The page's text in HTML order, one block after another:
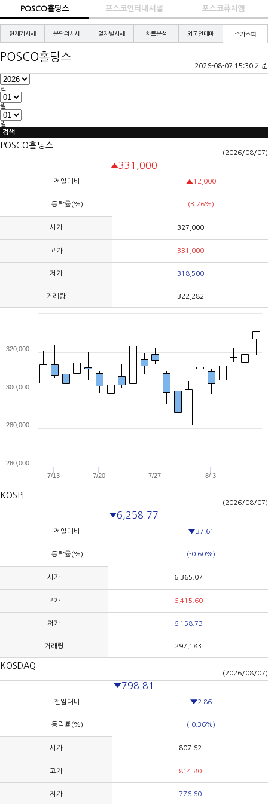
POSCO홀딩스 포스코인터내셔널 포스코퓨처엠
현재가시세 분단위시세 일자별시세 차트분석 외국인매매 주가조회
POSCO홀딩스
2026-08-07 15:30 기준
년
월
일
검색
POSCO홀딩스
(2026/08/07)
331,000
전일대비 12,000
등락률(%) (3.76%)
시가 327,000
고가 331,000
저가 318,500
거래량 322,282
8/ 3
7/13 7/20 7/27
260,000
280,000
300,000
320,000
KOSPI
(2026/08/07)
6,258.77
전일대비 37.61
등락률(%) (-0.60%)
시가 6,365.07
고가 6,415.60
저가 6,158.73
거래량 297,183
KOSDAQ
(2026/08/07)
798.81
전일대비 2.86
등락률(%) (-0.36%)
시가 807.62
고가 814.80
저가 776.60